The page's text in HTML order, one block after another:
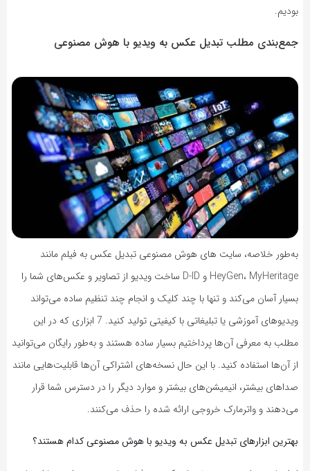
بودیم.
‌جمع‌بندی مطلب تبدیل عکس به ویدیو با هوش مصنوعی
به‌طور خلاصه، سایت های هوش مصنوعی تبدیل عکس به فیلم مانند
HeyGen، MyHeritage و D-ID ساخت ویدیو از تصاویر و عکس‌های شما را
بسیار آسان می‌کند و تنها با چند کلیک و انجام چند تنظیم ساده می‌تواند
ویدیوهای آموزشی یا تبلیغاتی با کیفیتی تولید کنید. 7 ابزاری که در این
مطلب به معرفی آن‌ها پرداختیم بسیار ساده هستند و ‌به‌طور رایگان می‌توانید
از آن‌ها استفاده کنید. با این حال نسخه‌های اشتراکی آن‌ها قابلیت‌هایی مانند
صداهای بیشتر، انیمیشن‌های بیشتر و موارد دیگر را در دسترس شما قرار
می‌دهند و واترمارک خروجی ارائه شده را حذف می‌کنند.
بهترین ابزارهای تبدیل عکس به ویدیو با هوش مصنوعی کدام هستند؟